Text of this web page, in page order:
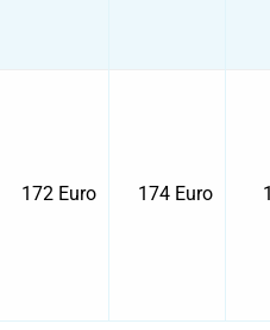
172 Euro 174 Euro